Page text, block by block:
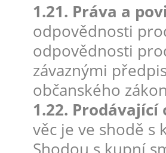
1.21. Práva a
odpovědnosti
odpovědnosti
závaznými
občanského
1.22.
věc je ve shodě s